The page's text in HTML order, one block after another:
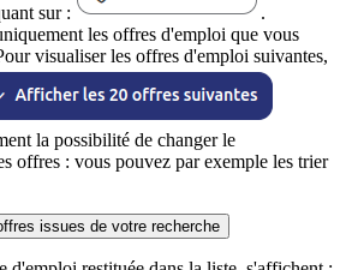
sur :
.
les offres d'emploi que vous
visualiser les offres d'emploi suivantes,
la possibilité de changer le
offres : vous pouvez par exemple les trier
issues de votre recherche